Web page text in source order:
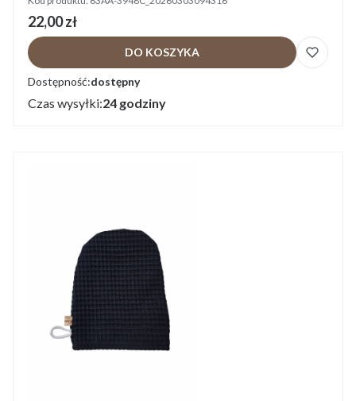
Cena
22,00 zł
DO KOSZYKA
Dostępność:dostępny
Czas wysyłki:24 godziny